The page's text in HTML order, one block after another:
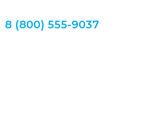
8 (800) 555-9037